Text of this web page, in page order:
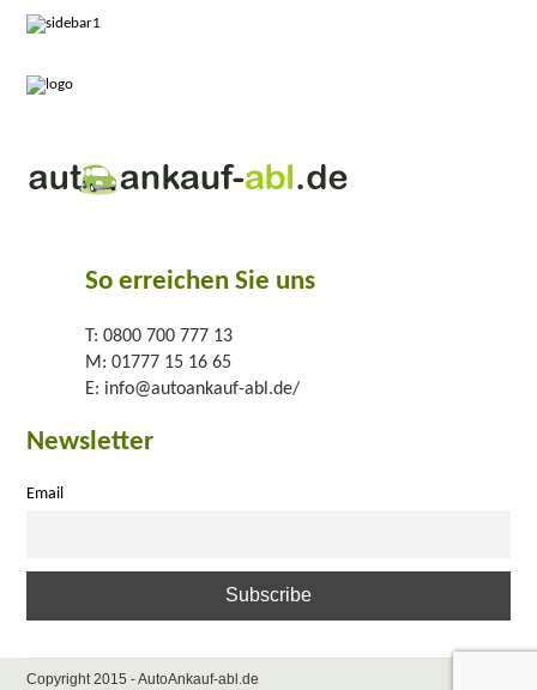
So erreichen Sie uns
T: 0800 700 777 13
M: 01777 15 16 65
E: info@autoankauf-abl.de/
Newsletter
Email
Copyright 2015 - AutoAnkauf-abl.de